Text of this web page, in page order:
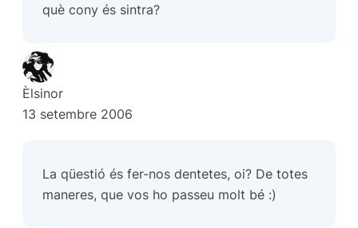
què cony és sintra?
Èlsinor
13 setembre 2006
La qüestió és fer-nos dentetes, oi? De totes
maneres, que vos ho passeu molt bé :)